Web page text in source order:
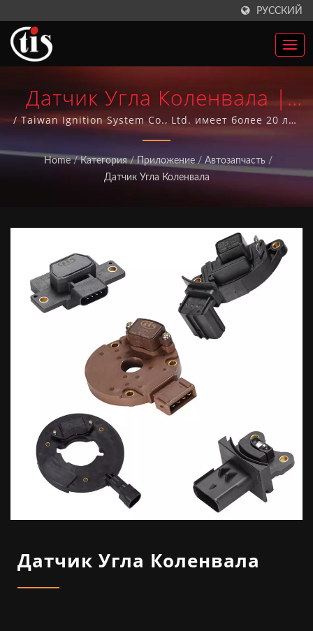
РУССКИЙ
Датчик Угла Коленвала |
Производитель
Автозапчастей Зажигания
Из Тайваня | Taiwan
Ignition System Co., Ltd.
/ Taiwan Ignition System Co., Ltd. имеет более 20 лет
опыта производства автозапчастей и более 10 лет
достигла системы качества ISO-9001. Все наши
автозапчасти производятся на Тайване.
Home / Категория / Приложение / Автозапчасть /
Датчик Угла Коленвала
Датчик Угла Коленвала